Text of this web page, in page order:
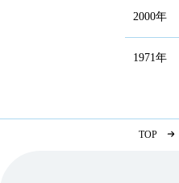
2000年
1971年
TOP